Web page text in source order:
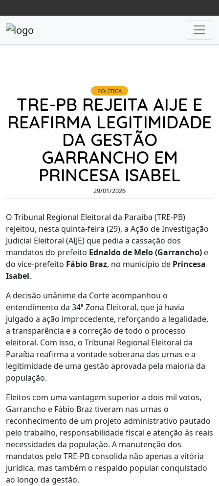
POLÍTICA
TRE-PB REJEITA AIJE E
REAFIRMA LEGITIMIDADE
DA GESTÃO
GARRANCHO EM
PRINCESA ISABEL
29/01/2026
O Tribunal Regional Eleitoral da Paraíba (TRE-PB)
rejeitou, nesta quinta-feira (29), a Ação de Investigação
Judicial Eleitoral (AIJE) que pedia a cassação dos
mandatos do prefeito Ednaldo de Melo (Garrancho) e
do vice-prefeito Fábio Braz, no município de Princesa
Isabel.
A decisão unânime da Corte acompanhou o
entendimento da 34ª Zona Eleitoral, que já havia
julgado a ação improcedente, reforçando a legalidade,
a transparência e a correção de todo o processo
eleitoral. Com isso, o Tribunal Regional Eleitoral da
Paraíba reafirma a vontade soberana das urnas e a
legitimidade de uma gestão aprovada pela maioria da
população.
Eleitos com uma vantagem superior a dois mil votos,
Garrancho e Fábio Braz tiveram nas urnas o
reconhecimento de um projeto administrativo pautado
pelo trabalho, responsabilidade fiscal e atenção às reais
necessidades da população. A manutenção dos
mandatos pelo TRE-PB consolida não apenas a vitória
jurídica, mas também o respaldo popular conquistado
ao longo da gestão.